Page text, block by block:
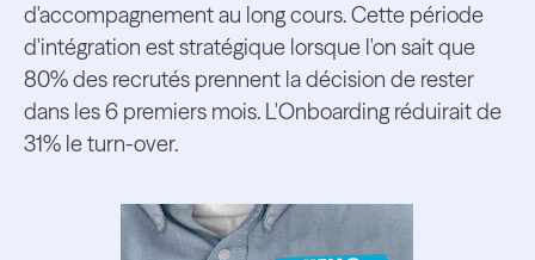
d'accompagnement au long cours. Cette période
d'intégration est stratégique lorsque l'on sait que
80% des recrutés prennent la décision de rester
dans les 6 premiers mois. L'Onboarding réduirait de
31% le turn-over.